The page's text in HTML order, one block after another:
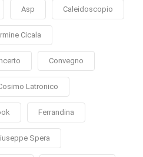
Asp Caleidoscopio
Cicala
Convegno
Latronico
Ferrandina
Spera